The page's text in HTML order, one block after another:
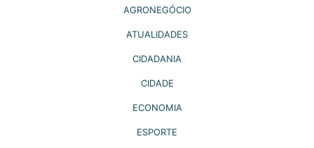
AGRONEGÓCIO
ATUALIDADES
CIDADANIA
CIDADE
ECONOMIA
ESPORTE